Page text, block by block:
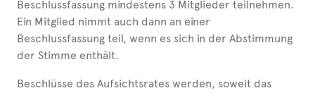
Beschlussfassung mindestens 3 Mitglieder teilnehmen.
Ein Mitglied nimmt auch dann an einer
Beschlussfassung teil, wenn es sich in der Abstimmung
der Stimme enthält.
Beschlüsse des Aufsichtsrates werden, soweit das